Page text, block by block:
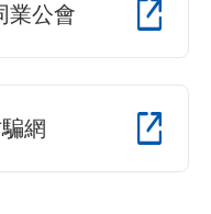
業公會
網